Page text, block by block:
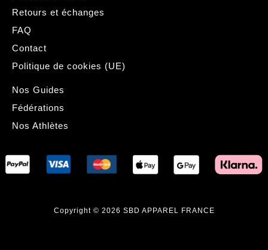
Retours et échanges
FAQ
Contact
Politique de cookies (UE)
Nos Guides
Fédérations
Nos Athlètes
Copyright © 2026 SBD APPAREL FRANCE